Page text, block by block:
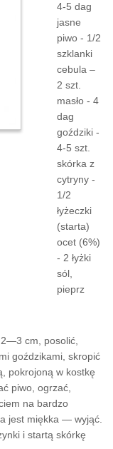
4-5 dag
jasne
piwo - 1/2
szklanki
cebula –
2 szt.
masło - 4
dag
goździki -
4-5 szt.
skórka z
cytryny -
1/2
łyżeczki
(starta)
ocet (6%)
- 2 łyżki
sól,
pieprz
cm, posolić,
goździkami, skropić
pokrojoną w kostkę
piwo, ogrzać,
na bardzo
jest miękka — wyjąć.
i startą skórkę